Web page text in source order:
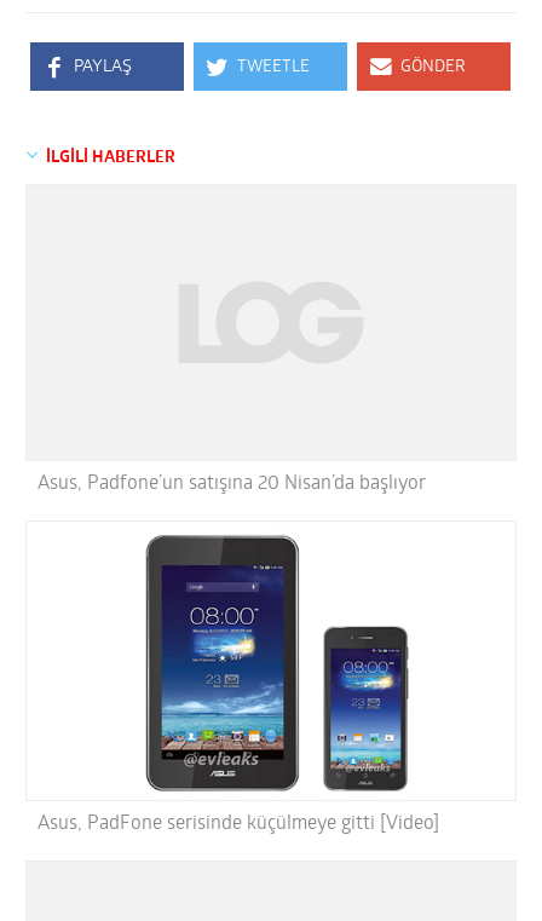
PAYLAŞ TWEETLE GÖNDER
İLGİLİ HABERLER
Asus, Padfone’un satışına 20 Nisan’da başlıyor
Asus, PadFone serisinde küçülmeye gitti [Video]